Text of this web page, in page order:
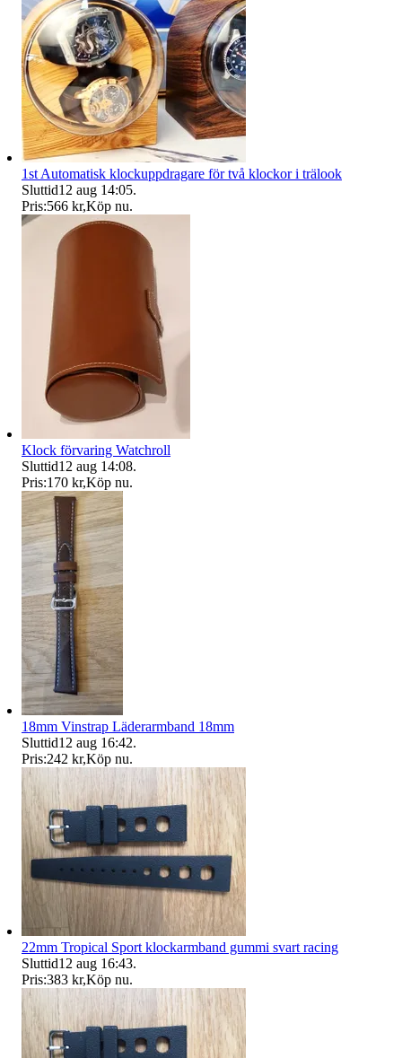
1st Automatisk klockuppdragare för två klockor i trälook
Sluttid12 aug 14:05.
Pris:566 kr,Köp nu.
Klock förvaring Watchroll
Sluttid12 aug 14:08.
Pris:170 kr,Köp nu.
18mm Vinstrap Läderarmband 18mm
Sluttid12 aug 16:42.
Pris:242 kr,Köp nu.
22mm Tropical Sport klockarmband gummi svart racing
Sluttid12 aug 16:43.
Pris:383 kr,Köp nu.